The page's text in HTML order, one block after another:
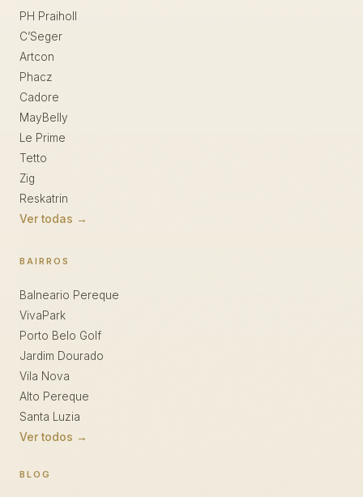
PH Praiholl
C’Seger
Artcon
Phacz
Cadore
MayBelly
Le Prime
Tetto
Zig
Reskatrin
Ver todas →
BAIRROS
Balneario Pereque
VivaPark
Porto Belo Golf
Jardim Dourado
Vila Nova
Alto Pereque
Santa Luzia
Ver todos →
BLOG